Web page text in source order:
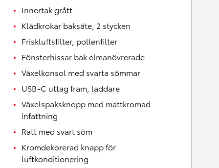
Innertak grått
Klädkrokar baksäte, 2 stycken
Friskluftsfilter, pollenfilter
Fönsterhissar bak elmanövrerade
Växelkonsol med svarta sömmar
USB-C uttag fram, laddare
Växelspaksknopp med mattkromad
infattning
Ratt med svart söm
Kromdekorerad knapp för
luftkonditionering